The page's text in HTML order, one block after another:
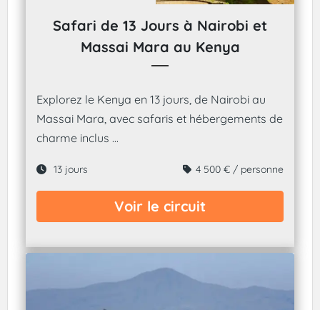
Safari de 13 Jours à Nairobi et
Massai Mara au Kenya
Explorez le Kenya en 13 jours, de Nairobi au
Massai Mara, avec safaris et hébergements de
charme inclus ...
13 jours 4 500 € / personne
Voir le circuit